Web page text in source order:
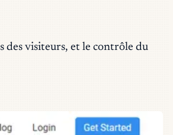
des visiteurs, et le contrôle du